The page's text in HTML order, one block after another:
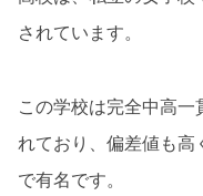
されています。
この学校は完全中高
れており、偏差値も高
で有名です。